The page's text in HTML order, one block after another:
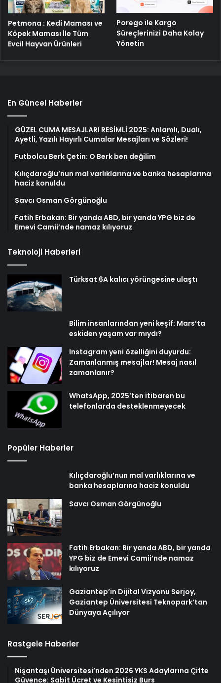
Petmona : Kedi Maması ve
Köpek Maması İle Tüm
Evcil Hayvan Ürünleri
Porego ile Kargo
Süreçlerinizi Daha Kolay
Yönetin
En Güncel Haberler
GÜZEL CUMA MESAJLARI RESİMLİ 2025: Anlamlı, Dualı,
Ayetli, Yazılı Hayırlı Cumalar Mesajları ve Sözleri!
Futbolcu Berk Çetin: O Berk ben değilim
Kılıçdaroğlu’nun mal varlıklarına ve banka hesaplarına
haciz konuldu
Savcı Osman Görgünoğlu
Fatih Erbakan: Bir yanda ABD, bir yanda YPG biz de
Emevi Camii’nde namaz kılıyoruz
Teknoloji Haberleri
Türksat 6A kalıcı yörüngesine ulaştı
Bilim insanlarından yeni keşif: Mars’ta
eskiden yaşam var mıydı?
Instagram yeni özelliğini duyurdu:
Zamanlanmış mesajlar! Mesaj nasıl
zamanlanır?
WhatsApp, 2025’ten itibaren bu
telefonlarda desteklenmeyecek
Popüler Haberler
Kılıçdaroğlu’nun mal varlıklarına ve
banka hesaplarına haciz konuldu
Savcı Osman Görgünoğlu
Fatih Erbakan: Bir yanda ABD, bir yanda
YPG biz de Emevi Camii’nde namaz
kılıyoruz
Gaziantep’in Dijital Vizyonu Serjoy,
Gaziantep Üniversitesi Teknopark’tan
Dünyaya Açılıyor
Rastgele Haberler
Nişantaşı Üniversitesi’nden 2026 YKS Adaylarına Çifte
Güvence: Sabit Ücret ve Kesintisiz Burs